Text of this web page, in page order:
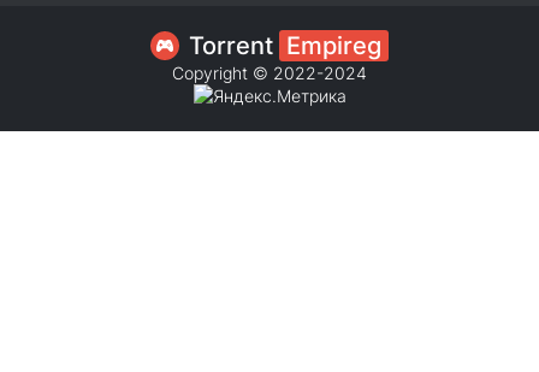
Torrent Empireg
Copyright © 2022-2024